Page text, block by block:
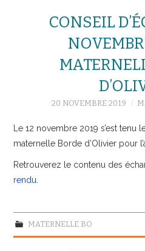
CONSEIL
20 NOVEMBRE 2019
Le 12 novembre 2019 s’est tenu
maternelle Borde d’Olivier pour
Retrouverez le contenu des
rendu
MATERNELLE BO